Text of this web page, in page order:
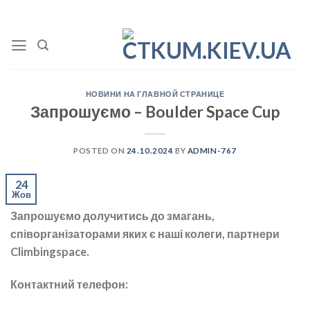
content
НОВИНИ НА ГЛАВНОЙ СТРАНИЦЕ
Запрошуємо – Boulder Space Cup
POSTED ON 24.10.2024 BY ADMIN-767
24
Жов
Запрошуємо долучитись до змагань,
співорганізаторами яких є наші колеги, партнери
Climbingspace.
Контактний телефон: